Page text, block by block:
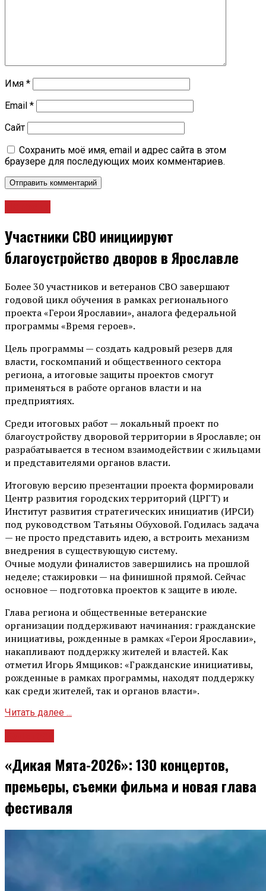
Имя *
Email *
Сайт
Сохранить моё имя, email и адрес сайта в этом
браузере для последующих моих комментариев.
Участники СВО инициируют
благоустройство дворов в Ярославле
Более 30 участников и ветеранов СВО завершают
годовой цикл обучения в рамках регионального
проекта «Герои Ярославии», аналога федеральной
программы «Время героев».
Цель программы — создать кадровый резерв для
власти, госкомпаний и общественного сектора
региона, а итоговые защиты проектов смогут
применяться в работе органов власти и на
предприятиях.
Среди итоговых работ — локальный проект по
благоустройству дворовой территории в Ярославле; он
разрабатывается в тесном взаимодействии с жильцами
и представителями органов власти.
Итоговую версию презентации проекта формировали
Центр развития городских территорий (ЦРГТ) и
Институт развития стратегических инициатив (ИРСИ)
под руководством Татьяны Обуховой. Годилась задача
— не просто представить идею, а встроить механизм
внедрения в существующую систему.
Очные модули финалистов завершились на прошлой
неделе; стажировки — на финишной прямой. Сейчас
основное — подготовка проектов к защите в июле.
Глава региона и общественные ветеранские
организации поддерживают начинания: гражданские
инициативы, рожденные в рамках «Герои Ярославии»,
накапливают поддержку жителей и властей. Как
отметил Игорь Ямщиков: «Гражданские инициативы,
рожденные в рамках программы, находят поддержку
как среди жителей, так и органов власти».
Читать далее ...
«Дикая Мята-2026»: 130 концертов,
премьеры, съемки фильма и новая глава
фестиваля